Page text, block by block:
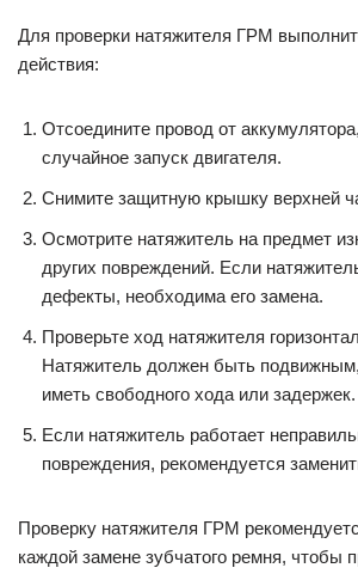
Для проверки натяжителя ГРМ
действия:
Отсоедините провод от
случайное запуск двигателя.
Снимите защитную крышку верхней
Осмотрите натяжитель на предмет
других повреждений. Если
дефекты, необходима его замена.
Проверьте ход натяжителя
Натяжитель должен быть
иметь свободного хода или задержек.
Если натяжитель работает
повреждения, рекомендуется
Проверку натяжителя ГРМ
каждой замене зубчатого ремня, чтобы